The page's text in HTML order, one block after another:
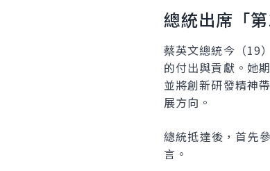
總統出席「
蔡英文總統今（19
的付出與貢獻。她
並將創新研發精神
展方向。
總統抵達後，首先
言。